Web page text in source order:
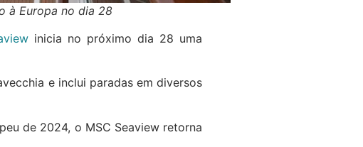
à Europa no dia 28
inicia no próximo dia 28 uma
e inclui paradas em diversos
de 2024, o MSC Seaview retorna